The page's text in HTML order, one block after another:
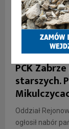
INFORMACJE
PCK
starszych.
Oddział
ogłosił nabór